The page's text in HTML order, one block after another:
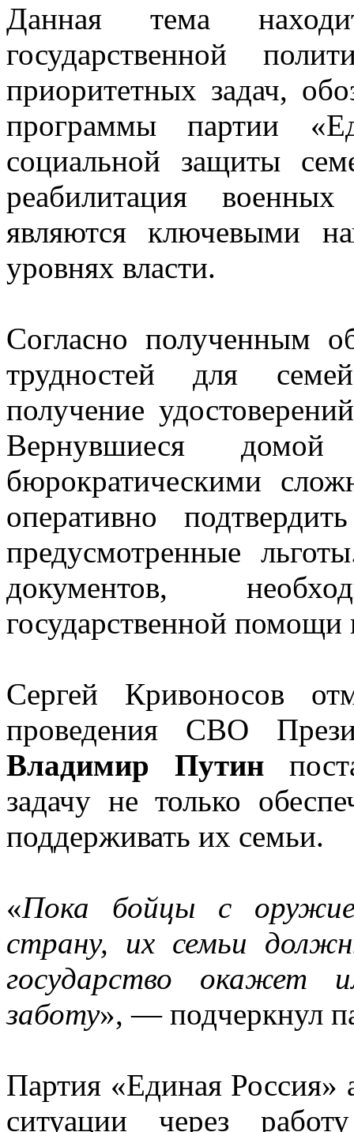
Данная тема
государственной
приоритетных задач,
программы партии
социальной защиты
реабилитация
являются ключевыми
уровнях власти.
Согласно полученным
трудностей для
получение
Вернувшиеся
бюрократическими
оперативно
предусмотренные
документов,
государственной
Сергей Кривоносов
проведения СВО
Владимир Путин
задачу не только
поддерживать их семьи.
«Пока бойцы с
страну, их семьи
государство окажет
заботу», — подчеркнул
Партия «Единая Россия»
ситуации через